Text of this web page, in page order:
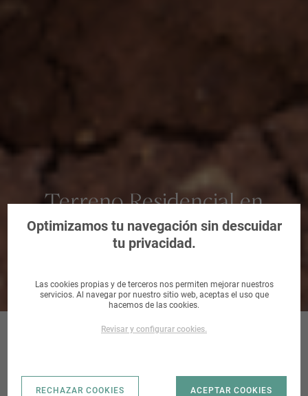
Terreno Residencial en
Juneda, Lleida
PRAT DE LA
Optimizamos tu navegación sin descuidar
tu privacidad.
Las cookies propias y de terceros nos permiten mejorar nuestros
servicios. Al navegar por nuestro sitio web, aceptas el uso que
hacemos de las cookies.
Revisar y configurar cookies.
RECHAZAR COOKIES ACEPTAR COOKIES